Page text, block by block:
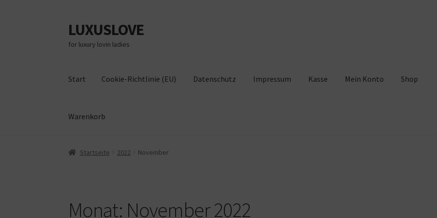
Zur
Navigation
springen
Zum
Inhalt
springen
LUXUSLOVE
for luxury lovin ladies
Start Cookie-Richtlinie (EU) Datenschutz Impressum Kasse Mein Konto Shop
Warenkorb
Start Cookie-Richtlinie (EU)
Startseite 2022 November
Monat: November 2022